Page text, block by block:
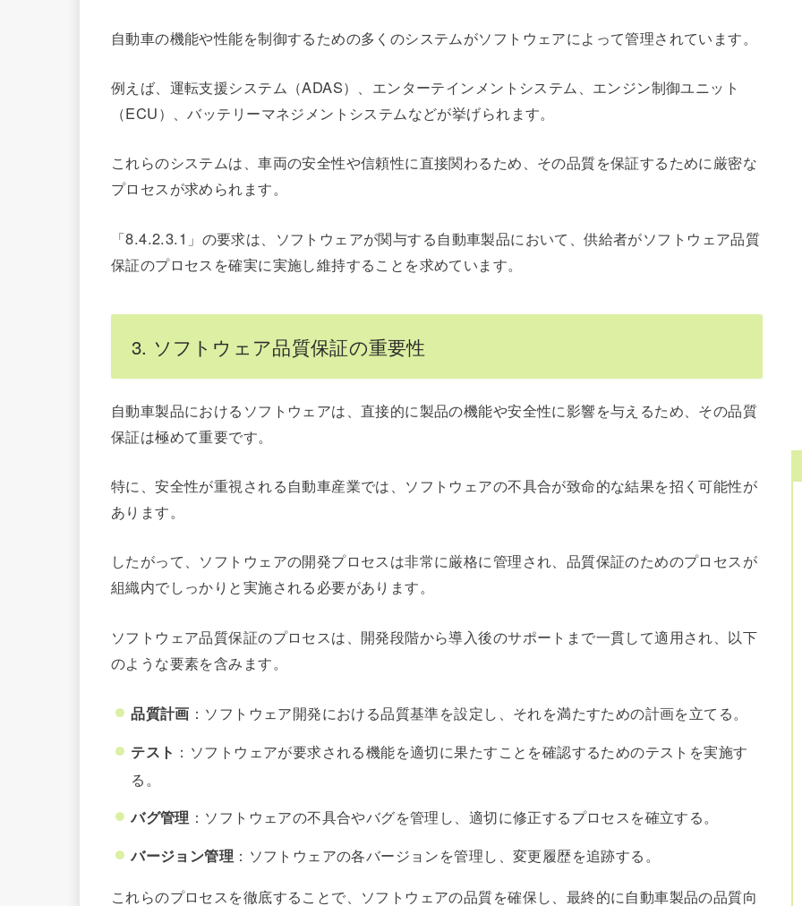
自動車の機能や性能を制御するための多くのシステムがソフトウェアによって管理されています。
例えば、運転支援システム（ADAS）、エンターテインメントシステム、エンジン制御ユニット
（ECU）、バッテリーマネジメントシステムなどが挙げられます。
これらのシステムは、車両の安全性や信頼性に直接関わるため、その品質を保証するために厳密な
プロセスが求められます。
「8.4.2.3.1」の要求は、ソフトウェアが関与する自動車製品において、供給者がソフトウェア品質
保証のプロセスを確実に実施し維持することを求めています。
3. ソフトウェア品質保証の重要性
自動車製品におけるソフトウェアは、直接的に製品の機能や安全性に影響を与えるため、その品質
保証は極めて重要です。
特に、安全性が重視される自動車産業では、ソフトウェアの不具合が致命的な結果を招く可能性が
あります。
したがって、ソフトウェアの開発プロセスは非常に厳格に管理され、品質保証のためのプロセスが
組織内でしっかりと実施される必要があります。
ソフトウェア品質保証のプロセスは、開発段階から導入後のサポートまで一貫して適用され、以下
のような要素を含みます。
品質計画 ：ソフトウェア開発における品質基準を設定し、それを満たすための計画を立てる。
テスト ：ソフトウェアが要求される機能を適切に果たすことを確認するためのテストを実施す
る。
バグ管理 ：ソフトウェアの不具合やバグを管理し、適切に修正するプロセスを確立する。
バージョン管理 ：ソフトウェアの各バージョンを管理し、変更履歴を追跡する。
これらのプロセスを徹底することで、ソフトウェアの品質を確保し、最終的に自動車製品の品質向